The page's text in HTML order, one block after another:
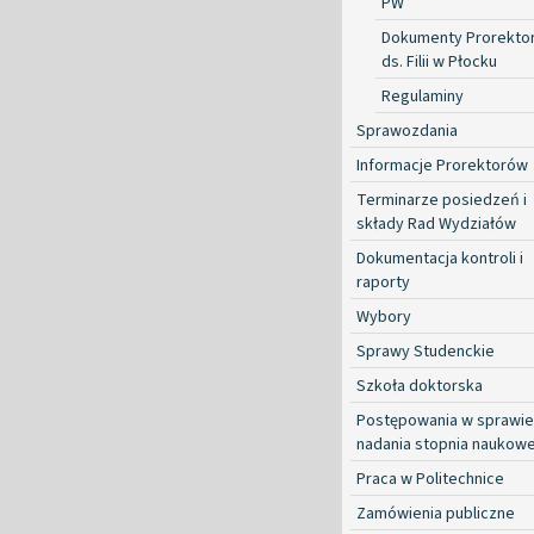
Dokumenty
ds. Filii w Płocku
Regulaminy
Sprawozdania
Informacje Prorektorów
Terminarze posiedzeń i
składy Rad Wydziałów
Dokumentacja kontroli i
raporty
Wybory
Sprawy Studenckie
Szkoła doktorska
Postępowania w sprawie
nadania stopnia
Praca w Politechnice
Zamówienia publiczne